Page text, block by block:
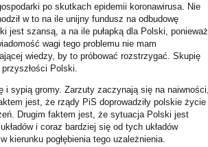
po skutkach epidemii koronawirusa. Nie
w to na ile unijny fundusz na odbudowę
jest szansą, a na ile pułapką dla Polski, ponieważ
wagi tego problemu nie mam
wiedzy, by to próbować rozstrzygać. Skupię
Polski.
i sypią gromy. Zarzuty zaczynają się na naiwności,
jest, że rządy PiS doprowadziły polskie życie
Drugim faktem jest, że sytuacja Polski jest
i coraz bardziej się od tych układów
pogłębienia tego uzależnienia.